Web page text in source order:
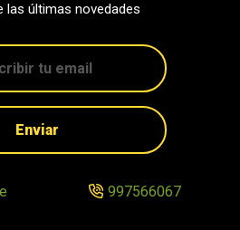
las últimas novedades
Enviar
997566067